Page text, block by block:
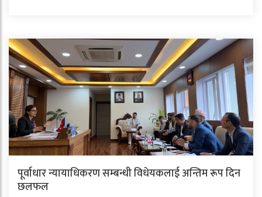
पूर्वाधार न्यायाधिकरण सम्बन्धी विधेयकलाई अन्तिम रूप दिन
छलफल